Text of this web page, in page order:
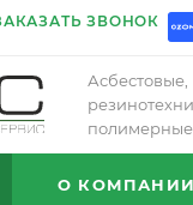
ЗВОНОК
Асбестовые,
О КОМПАНИИ